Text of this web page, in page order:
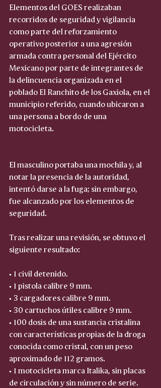
Elementos del GOES realizaban
recorridos de seguridad y vigilancia
como parte del reforzamiento
operativo posterior a una agresión
armada contra personal del Ejército
Mexicano por parte de integrantes de
la delincuencia organizada en el
poblado El Ranchito de los Gaxiola, en el
municipio referido, cuando ubicaron a
una persona a bordo de una
motocicleta.
El masculino portaba una mochila y, al
notar la presencia de la autoridad,
intentó darse a la fuga; sin embargo,
fue alcanzado por los elementos de
seguridad.
Tras realizar una revisión, se obtuvo el
siguiente resultado:
• 1 civil detenido.
• 1 pistola calibre 9 mm.
• 3 cargadores calibre 9 mm.
• 30 cartuchos útiles calibre 9 mm.
• 100 dosis de una sustancia cristalina
con características propias de la droga
conocida como cristal, con un peso
aproximado de 112 gramos.
• 1 motocicleta marca Italika, sin placas
de circulación y sin número de serie.